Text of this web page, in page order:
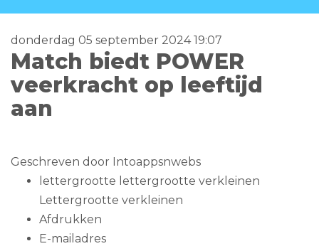
Over Match
Vrijwilligerswerk
Ervaringsplek
donderdag 05 september 2024 19:07
Match biedt POWER
veerkracht op leeftijd
aan
Geschreven door Intoappsnwebs
lettergrootte lettergrootte verkleinen
Lettergrootte verkleinen
Afdrukken
E-mailadres